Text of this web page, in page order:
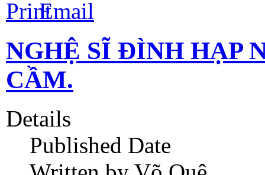
NGHỆ SĨ ĐÌNH HẠP
CẦM.
Details
Published Date